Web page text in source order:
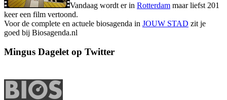
Vandaag wordt er in Rotterdam maar liefst 201
keer een film vertoond.
Voor de complete en actuele biosagenda in JOUW STAD zit je
goed bij Biosagenda.nl
Mingus Dagelet op Twitter